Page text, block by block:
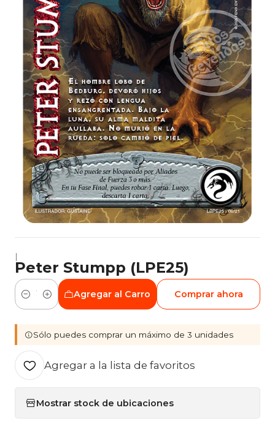
|
Peter Stumpp (LPE25)
Cantidad
Agregar al Carro Comprar ahora
Sólo puedes comprar un máximo de 3 unidades
Agregar a la lista de favoritos
Mostrar stock de ubicaciones